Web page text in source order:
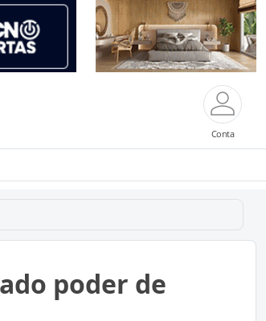
Conta
poder de